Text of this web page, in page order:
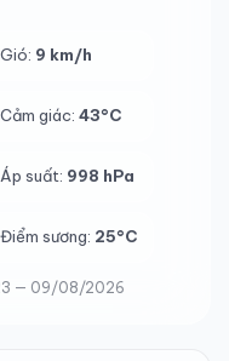
Gió: 9 km/h
Cảm giác:43°C
Áp suất: 998 hPa
Điểm sương: 25°C
— 09/08/2026